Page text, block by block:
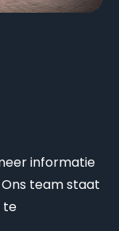
informatie
team staat
te